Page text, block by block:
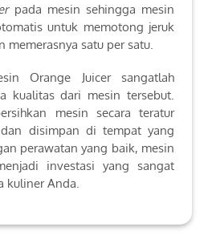
pada mesin sehingga mesin
untuk memotong jeruk
memerasnya satu per satu.
Orange Juicer sangatlah
kualitas dari mesin tersebut.
mesin secara teratur
disimpan di tempat yang
perawatan yang baik, mesin
investasi yang sangat
kuliner Anda.